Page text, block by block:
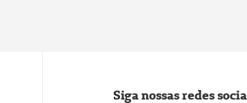
Siga nossas redes